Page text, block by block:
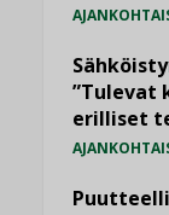
”Tulevat
erilliset